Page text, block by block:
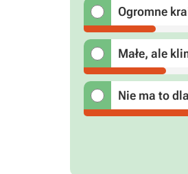
Ogromne
Małe, ale
Nie ma to